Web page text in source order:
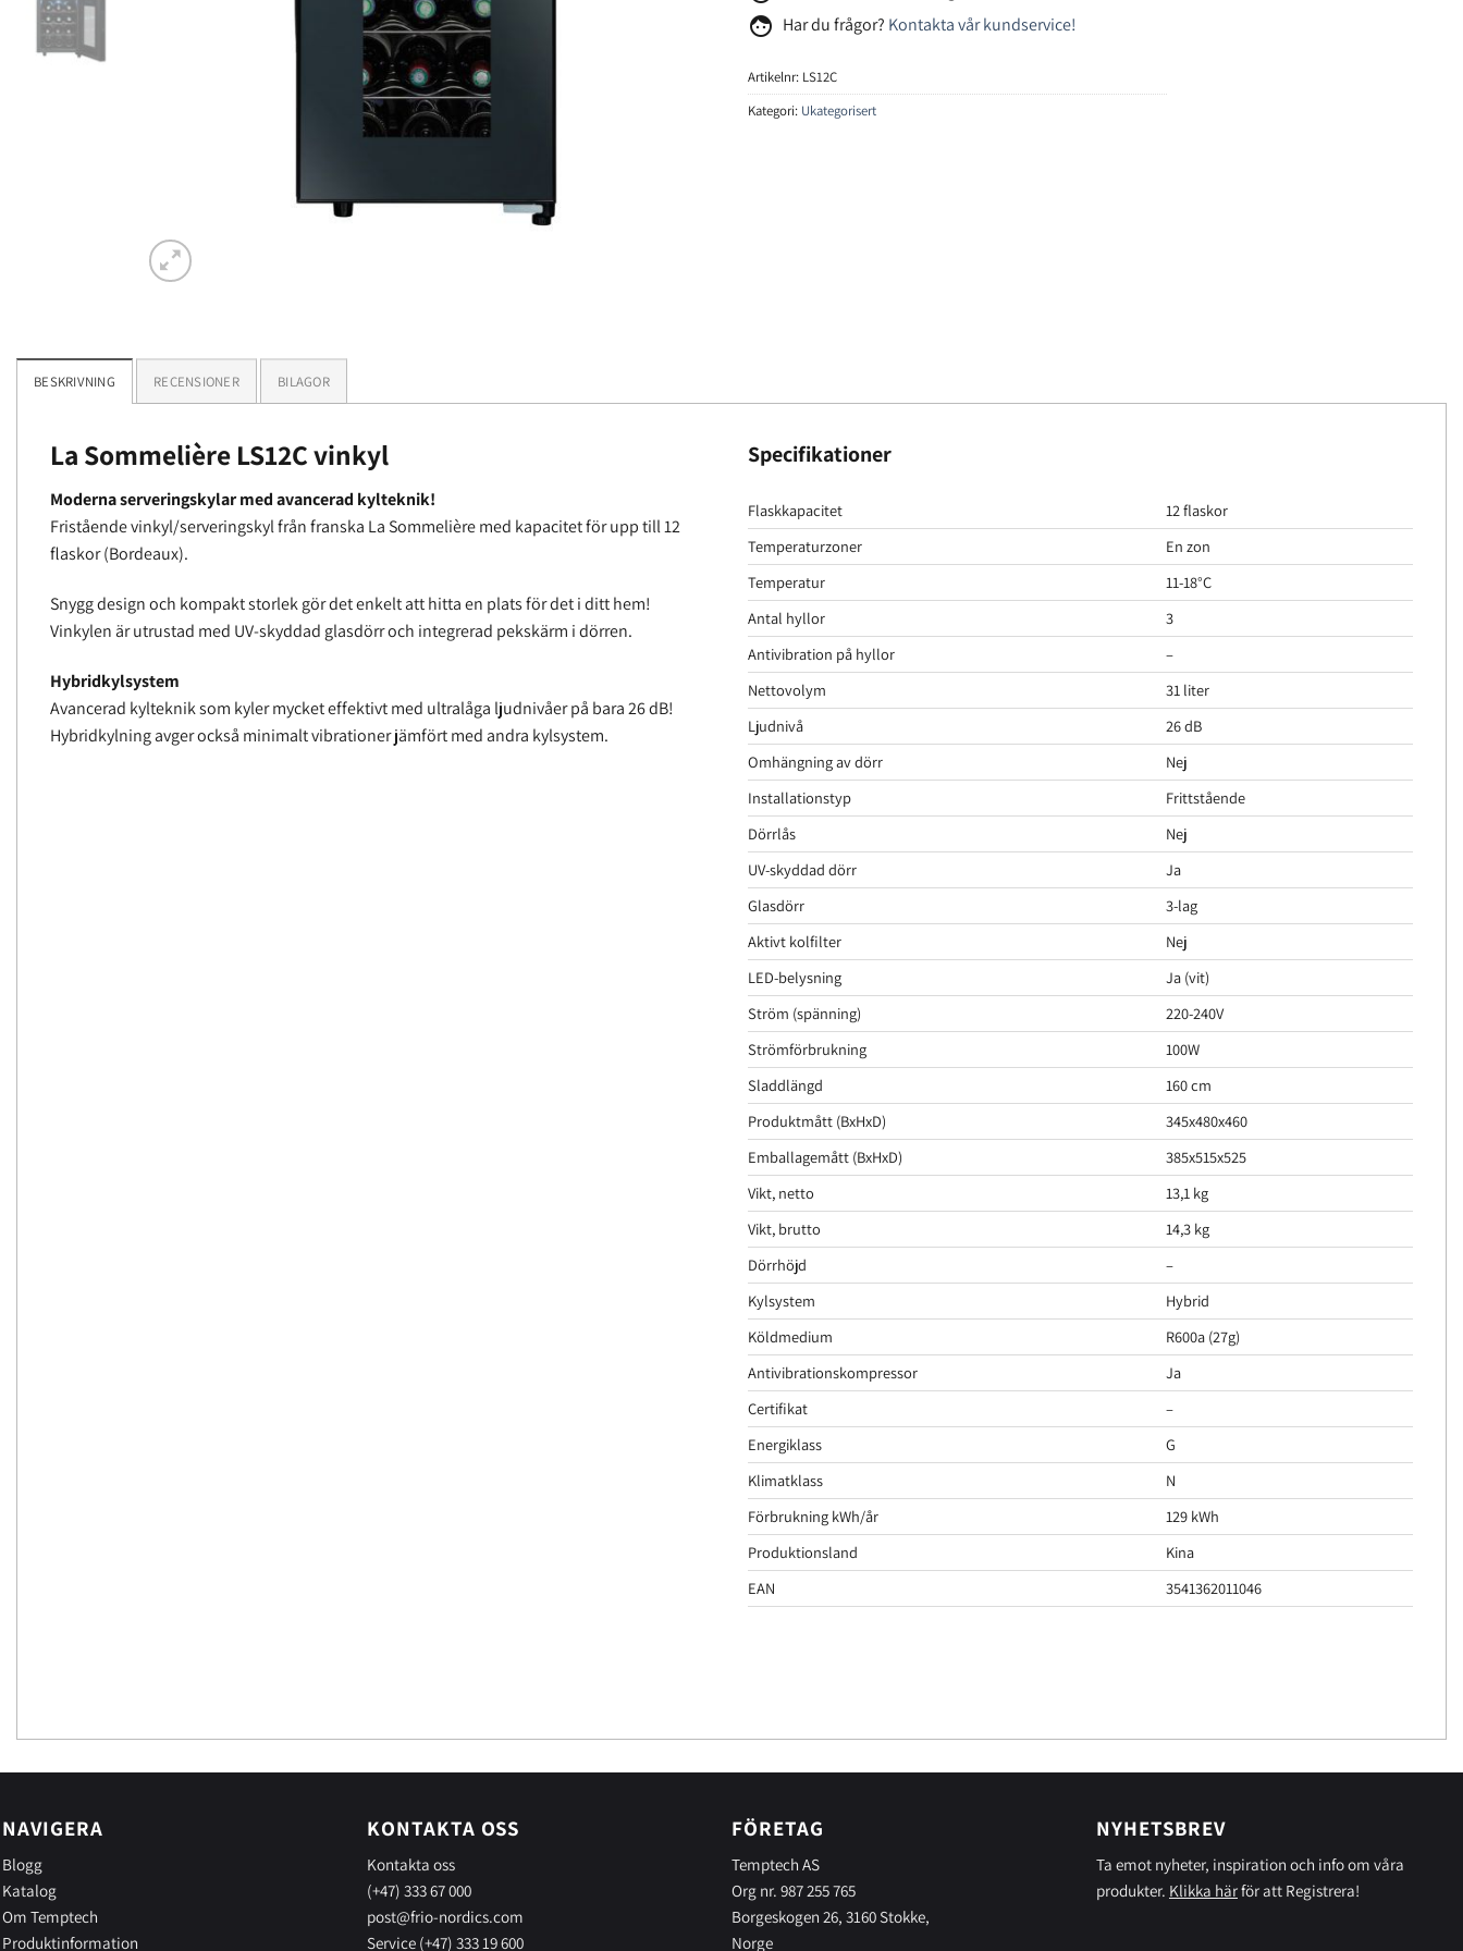
face Har du frågor? Kontakta vår kundservice!
Artikelnr: LS12C
Kategori: Ukategorisert
BESKRIVNING RECENSIONER BILAGOR
La Sommelière LS12C vinkyl
Moderna serveringskylar med avancerad kylteknik!
Fristående vinkyl/serveringskyl från franska La Sommelière med kapacitet för upp till 12
flaskor (Bordeaux).
Snygg design och kompakt storlek gör det enkelt att hitta en plats för det i ditt hem!
Vinkylen är utrustad med UV-skyddad glasdörr och integrerad pekskärm i dörren.
Hybridkylsystem
Avancerad kylteknik som kyler mycket effektivt med ultralåga ljudnivåer på bara 26 dB!
Hybridkylning avger också minimalt vibrationer jämfört med andra kylsystem.
Specifikationer
Flaskkapacitet
12 flaskor
Temperaturzoner
En zon
Temperatur
11-18°C
Antal hyllor
3
Antivibration på hyllor
–
Nettovolym
31 liter
Ljudnivå
26 dB
Omhängning av dörr
Nej
Installationstyp
Frittstående
Dörrlås
Nej
UV-skyddad dörr
Ja
Glasdörr
3-lag
Aktivt kolfilter
Nej
LED-belysning
Ja (vit)
Ström (spänning)
220-240V
Strömförbrukning
100W
Sladdlängd
160 cm
Produktmått (BxHxD)
345x480x460
Emballagemått (BxHxD)
385x515x525
Vikt, netto
13,1 kg
Vikt, brutto
14,3 kg
Dörrhöjd
–
Kylsystem
Hybrid
Köldmedium
R600a (27g)
Antivibrationskompressor
Ja
Certifikat
–
Energiklass
G
Klimatklass
N
Förbrukning kWh/år
129 kWh
Produktionsland
Kina
EAN
3541362011046
NAVIGERA
Blogg
Katalog
Om Temptech
Produktinformation
KONTAKTA OSS
Kontakta oss
(+47) 333 67 000
post@frio-nordics.com
Service (+47) 333 19 600
FÖRETAG
Temptech AS
Org nr. 987 255 765
Borgeskogen 26, 3160 Stokke,
Norge
NYHETSBREV
Ta emot nyheter, inspiration och info om våra
produkter. Klikka härför att Registrera!